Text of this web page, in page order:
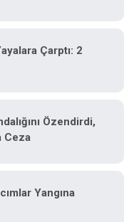
Çarptı: 2
Özendirdi,
Ceza
Yangına